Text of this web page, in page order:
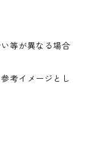
等が異なる場合
考イメージとし